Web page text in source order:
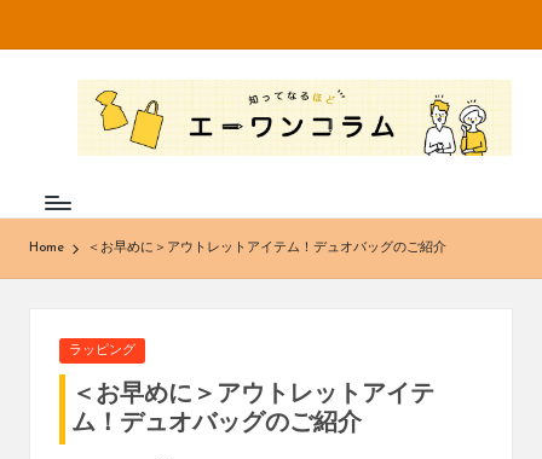
Skip
知
っ
な
る
ど
エ
ー
不
織
布
カ
卸
売
販
売
Home ＜お早めに＞アウトレットアイテム！デュオバッグのご紹介
Posted
in
ラッピング
＜お早めに＞アウトレットアイテ
ム！デュオバッグのご紹介